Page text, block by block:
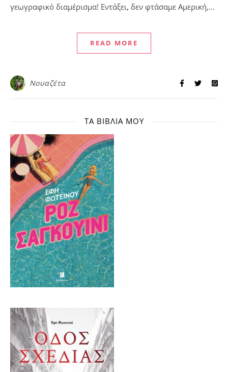
γεωγραφικό διαμέρισμα! Εντάξει, δεν φτάσαμε Αμερική,…
READ MORE
Νουαζέτα
ΤΑ ΒΙΒΛΊΑ ΜΟΥ